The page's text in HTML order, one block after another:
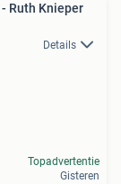
Ruth Knieper
Details
Topadvertentie
Gisteren